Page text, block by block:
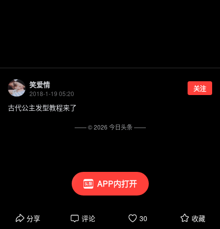
APP内打开
笑爱情
2018-1-19 05:20
关注
古代公主发型教程来了
分享 评论 30 收藏
—— ©2026 今日头条——